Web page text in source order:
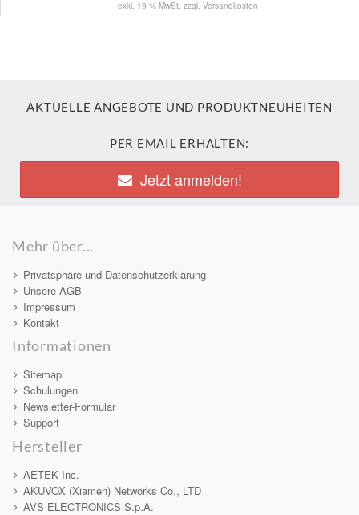
exkl. 19 % MwSt. zzgl.Versandkosten
AKTUELLE ANGEBOTE UND PRODUKTNEUHEITEN
PER EMAIL ERHALTEN:
Jetzt anmelden!
Mehr über...
Privatsphäre und Datenschutzerklärung
Unsere AGB
Impressum
Kontakt
Informationen
Sitemap
Schulungen
Newsletter-Formular
Support
Hersteller
AETEK Inc.
AKUVOX (Xiamen) Networks Co., LTD
AVS ELECTRONICS S.p.A.